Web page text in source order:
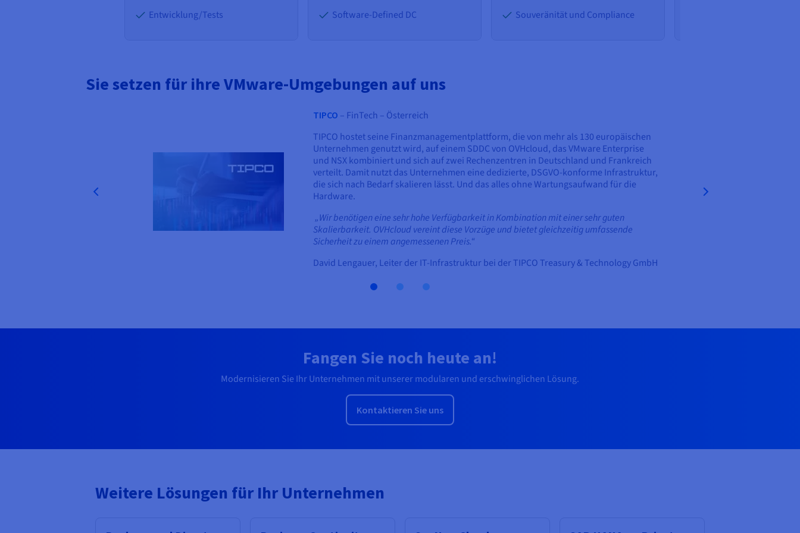
Entwicklung/Tests Software-Defined DC Souveränität und Compliance
Sie setzen für ihre VMware-Umgebungen auf uns
TIPCO – FinTech – Österreich
TIPCO hostet seine Finanzmanagementplattform, die von mehr als 130 europäischen
Unternehmen genutzt wird, auf einem SDDC von OVHcloud, das VMware Enterprise
und NSX kombiniert und sich auf zwei Rechenzentren in Deutschland und Frankreich
verteilt. Damit nutzt das Unternehmen eine dedizierte, DSGVO-konforme Infrastruktur,
die sich nach Bedarf skalieren lässt. Und das alles ohne Wartungsaufwand für die
Hardware.
„Wir benötigen eine sehr hohe Verfügbarkeit in Kombination mit einer sehr guten
Skalierbarkeit. OVHcloud vereint diese Vorzüge und bietet gleichzeitig umfassende
Sicherheit zu einem angemessenen Preis.“
David Lengauer, Leiter der IT-Infrastruktur bei der TIPCO Treasury & Technology GmbH
Fangen Sie noch heute an!
Modernisieren Sie Ihr Unternehmen mit unserer modularen und erschwinglichen Lösung.
Kontaktieren Sie uns
Weitere Lösungen für Ihr Unternehmen